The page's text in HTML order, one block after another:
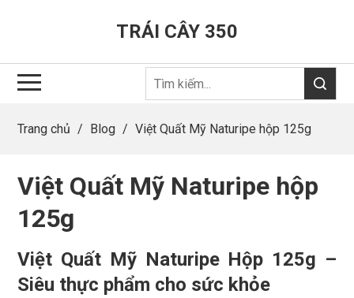
TRÁI CÂY 350
Trang chủ / Blog / Việt Quất Mỹ Naturipe hộp 125g
Việt Quất Mỹ Naturipe hộp
125g
Việt Quất Mỹ Naturipe Hộp 125g –
Siêu thực phẩm cho sức khỏe